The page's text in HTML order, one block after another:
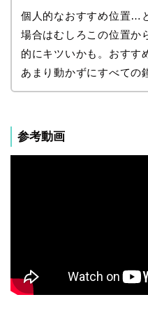
個人的なおすすめ位置…
場合はむしろこの位置か
的にキツいかも。おすす
あまり動かずにすべての
参考動画